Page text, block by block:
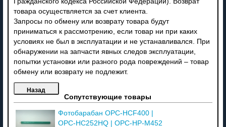
товара осуществляется за счет клиента.
Запросы по обмену или возврату товара будут
приниматься к рассмотрению, если товар ни при каких
условиях не был в эксплуатации и не устанавливался. При
обнаружении на запчасти явных следов эксплуатации,
попытки установки или разного рода повреждений – товар
обмену или возврату не подлежит.
Сопутствующие товары
Фотобарабан OPC-HCF400 |
OPC-HC252HQ | OPC-HP-M452